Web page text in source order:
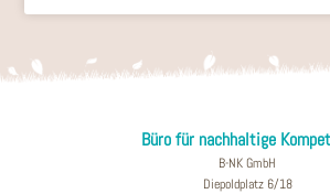
Büro für nachhaltige
B-NK GmbH
Diepoldplatz 6/18